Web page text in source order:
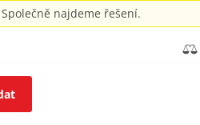
Společně najdeme řešení.